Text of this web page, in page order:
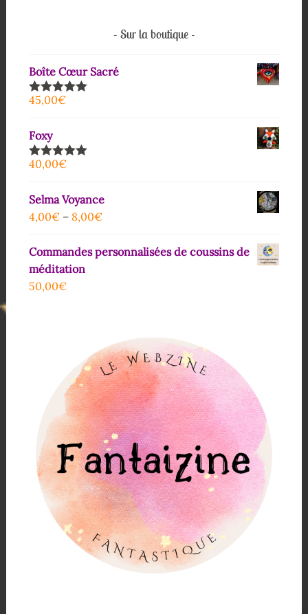
Sur la boutique
Boîte Cœur Sacré
Note5.00
45,00€
Foxy
Note5.00
40,00€
Selma Voyance
4,00€– 8,00€
Commandes personnalisées de coussins de
méditation
50,00€